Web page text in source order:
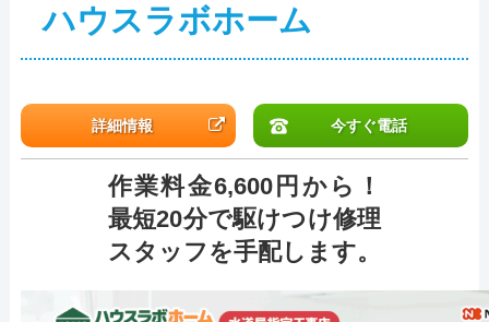
ハウスラボホーム
詳細情報 今すぐ電話
作業料金6,600円から！
最短20分で駆けつけ修理
スタッフを手配します。